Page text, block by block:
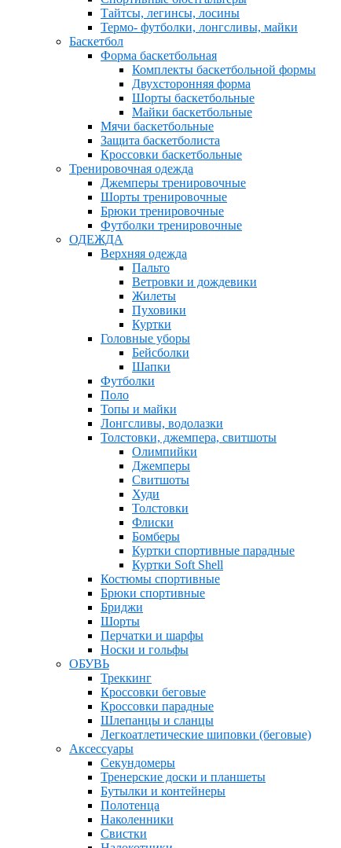
Тайтсы, легинсы, лосины
Термо- футболки, лонгсливы, майки
Баскетбол
Форма баскетбольная
Комплекты баскетбольной формы
Двухсторонняя форма
Шорты баскетбольные
Майки баскетбольные
Мячи баскетбольные
Защита баскетболиста
Кроссовки баскетбольные
Тренировочная одежда
Джемперы тренировочные
Шорты тренировочные
Брюки тренировочные
Футболки тренировочные
ОДЕЖДА
Верхняя одежда
Пальто
Ветровки и дождевики
Жилеты
Пуховики
Куртки
Головные уборы
Бейсболки
Шапки
Футболки
Поло
Топы и майки
Лонгсливы, водолазки
Толстовки, джемпера, свитшоты
Олимпийки
Джемперы
Свитшоты
Худи
Толстовки
Флиски
Бомберы
Куртки спортивные парадные
Куртки Soft Shell
Костюмы спортивные
Брюки спортивные
Бриджи
Шорты
Перчатки и шарфы
Носки и гольфы
ОБУВЬ
Треккинг
Кроссовки беговые
Кроссовки парадные
Шлепанцы и сланцы
Легкоатлетические шиповки (беговые)
Аксессуары
Секундомеры
Тренерские доски и планшеты
Бутылки и контейнеры
Полотенца
Наколенники
Свистки